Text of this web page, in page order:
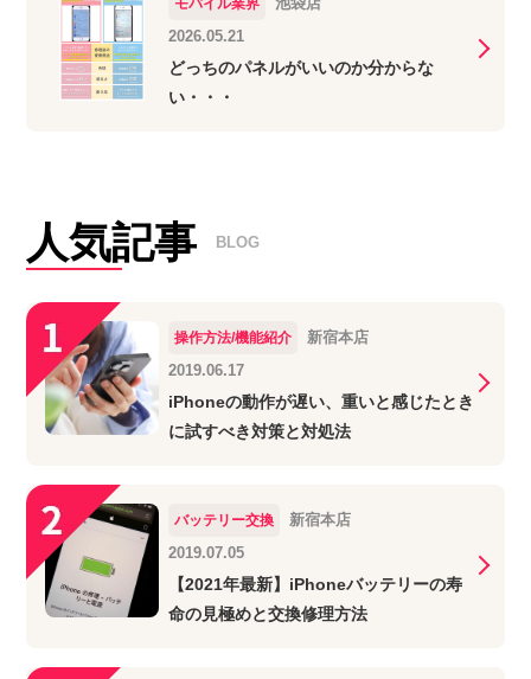
モバイル業界
2026.05.21
どっちのパネルがいいのか分からな
い・・・
人気記事 BLOG
操作方法/機能紹介
新宿本店
2019.06.17
iPhoneの動作が遅い、重いと感じたとき
に試すべき対策と対処法
バッテリー交換
新宿本店
2019.07.05
【2021年最新】iPhoneバッテリーの寿
命の見極めと交換修理方法